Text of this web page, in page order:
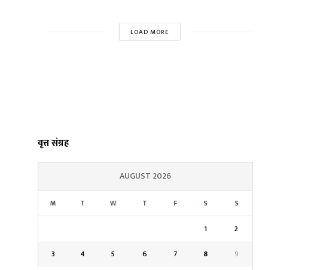
LOAD MORE
वृत्त संग्रह
AUGUST 2026
M T W T F S S
1
2
3
4 5 6 7 8 9